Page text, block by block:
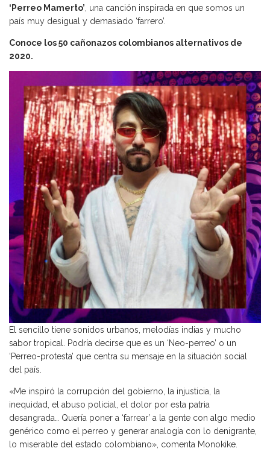
‘Perreo Mamerto’ , una canción inspirada en que somos un
país muy desigual y demasiado ‘farrero’.
Conoce los 50 cañonazos colombianos alternativos de
2020.
El sencillo tiene sonidos urbanos, melodías indias y mucho
sabor tropical. Podría decirse que es un ‘Neo-perreo’ o un
‘Perreo-protesta’ que centra su mensaje en la situación social
del país.
«Me inspiró la corrupción del gobierno, la injusticia, la
inequidad, el abuso policial, el dolor por esta patria
desangrada… Quería poner a ‘farrear’ a la gente con algo medio
genérico como el perreo y generar analogía con lo denigrante,
lo miserable del estado colombiano», comenta Monokike.